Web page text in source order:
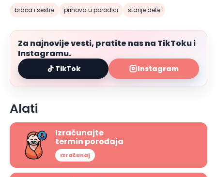
braća i sestre
prinova u porodici starije dete
Za najnovije vesti, pratite nas na TikToku i
Instagramu.
TikTok Instagram
Alati
Izračunajte
termin porođaja
Izračunaj